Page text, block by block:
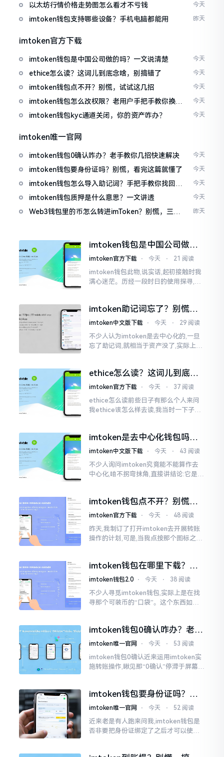
以太坊行情价格走势图怎么看才不亏钱 今天
imtoken钱包支持哪些设备？手机电脑都能用 昨天
imtoken官方下载
imtoken钱包是中国公司做的吗？一文说清楚 今天
ethice怎么读？这词儿到底念啥，别搞错了 今天
imtoken钱包点不开？别慌，试试这几招 今天
imtoken钱包怎么改权限？老用户手把手教你换主
人
今天
imtoken钱包kyc通道关闭，你的资产咋办？ 今天
imtoken唯一官网
imtoken钱包0确认咋办？老手教你几招快速解决 今天
imtoken钱包要身份证吗？别慌，看完这篇就懂了 今天
imtoken钱包怎么导入助记词？手把手教你找回资
产
今天
imtoken钱包质押是什么意思？一文讲透 今天
Web3钱包里的币怎么转进imToken？别慌，三步
昨天
imtoken钱包是中国公司做的
吗？一文说清楚
imtoken官方下载 ⋅ 今天 ⋅ 21 阅读
imtoken钱包此物,说实话,起初接触时我
满心迷茫。历经一段时日的使用探寻,我
李鹏
imtoken助记词忘了？别慌，
这招能救你
imtoken中文版下载 ⋅ 今天 ⋅ 29 阅读
不少人认为imtoken是去中心化的,一旦
忘了助记词,就相当于资产没了,实际上这
于网络连接状态
ethice怎么读？这词儿到底念
啥，别搞错了
imtoken官方下载 ⋅ 今天 ⋅ 37 阅读
ethice怎么读前些日子有那么个人来问
我ethice该怎么样去读,我当时一下子就
呢拼写方面却少了一个字母
imtoken是去中心化钱包吗？
看完这篇不踩坑
imtoken中文版下载 ⋅ 今天 ⋅ 43 阅读
不少人询问imtoken究竟能不能算作去
中心化,咱不拐弯抹角,直接讲结论:它是一
imtoken钱包点不开？别慌，
试试这几招
imtoken官方下载 ⋅ 今天 ⋅ 48 阅读
昨天,我制订了打开imtoken去开展转账
操作的计划,可是,当我点按那个图标之后,
imtoken钱包在哪里下载？老
手教你几招避坑
imtoken钱包2.0 ⋅ 今天 ⋅ 38 阅读
不少人寻觅imtoken钱包,实际上是在找
寻那个可装币的“口袋”。这个东西如今
持。
imtoken钱包0确认咋办？老手
教你几招快速解决
imtoken唯一官网 ⋅ 今天 ⋅ 53 阅读
imtoken钱包0确认近来运用imtoken实
施转账操作,瞅见那“0确认”停滞于屏幕之
你仅有干巴巴等待其一途。
imtoken钱包要身份证吗？别
慌，看完这篇就懂了
imtoken唯一官网 ⋅ 今天 ⋅ 52 阅读
近来老是有人跑来问我,imtoken钱包是
否非要把身份证绑定了之后才可以使用